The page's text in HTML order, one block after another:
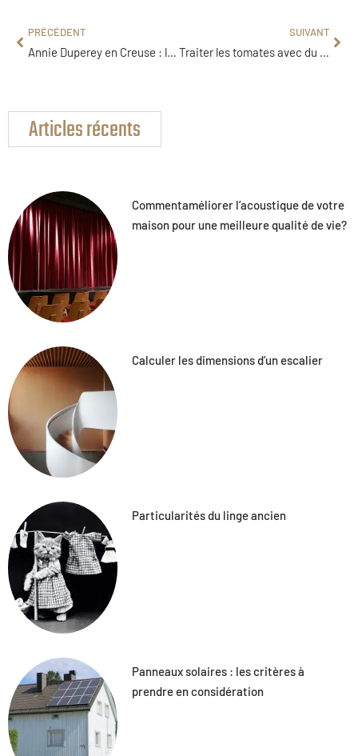
PRÉCÉDENT
Annie Duperey en Creuse : le jardin sauvage de sa maison rustique
SUIVANT
Traiter les tomates avec du lait : la solution naturelle contre le mildiou
Articles récents
Commentaméliorer l’acoustique de votre
maison pour une meilleure qualité de vie?
Calculer les dimensions d’un escalier
Particularités du linge ancien
Panneaux solaires : les critères à
prendre en considération